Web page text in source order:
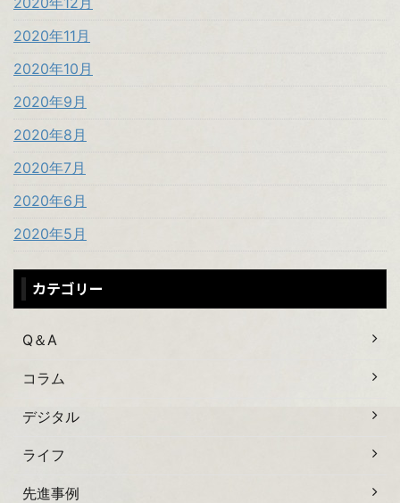
2020年11月
2020年10月
2020年9月
2020年8月
2020年7月
2020年6月
2020年5月
カテゴリー
Q＆A
コラム
デジタル
ライフ
先進事例